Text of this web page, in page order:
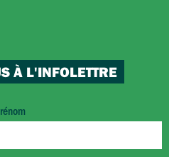
À L'INFOLETTRE